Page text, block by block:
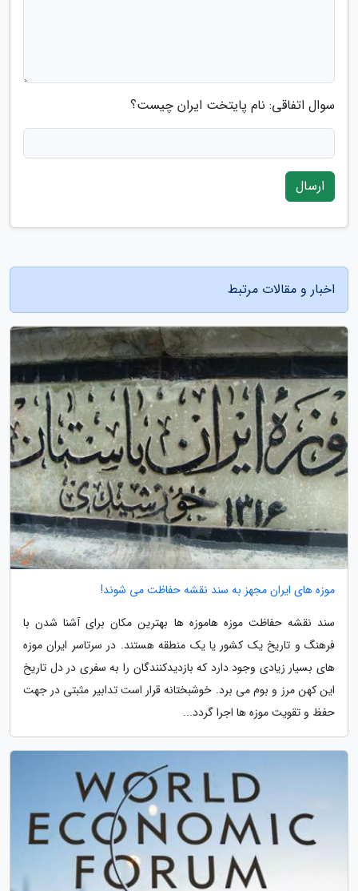
سوال اتفاقی: نام پایتخت ایران چیست؟
ارسال
اخبار و مقالات مرتبط
موزه های ایران مجهز به سند نقشه حفاظت می شوند!
سند نقشه حفاظت موزه هاموزه ها بهترین مکان برای آشنا شدن با
فرهنگ و تاریخ یک کشور یا یک منطقه هستند. در سرتاسر ایران موزه
های بسیار زیادی وجود دارد که بازدیدکنندگان را به سفری در دل تاریخ
این کهن مرز و بوم می برد. خوشبختانه قرار است تدابیر مثبتی در جهت
حفظ و تقویت موزه ها اجرا گردد...